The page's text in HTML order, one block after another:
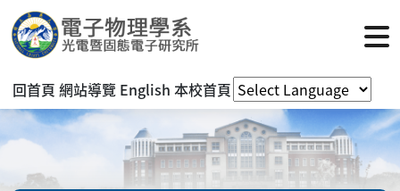
回首頁 網站導覽 English 本校首頁